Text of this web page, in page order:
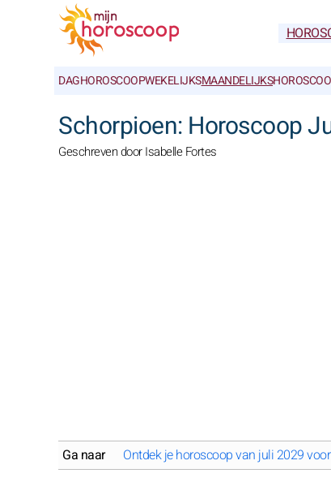
DAGHOROSCOOPWEKELIJKSMAANDELIJKS
Schorpioen: Horoscoop
Geschreven door Isabelle Fortes
Ga naar Ontdek je horoscoop van juli 2029